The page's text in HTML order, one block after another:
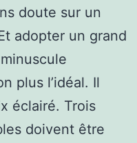
doute sur un
adopter un grand
plus l’idéal. Il
éclairé. Trois
doivent être